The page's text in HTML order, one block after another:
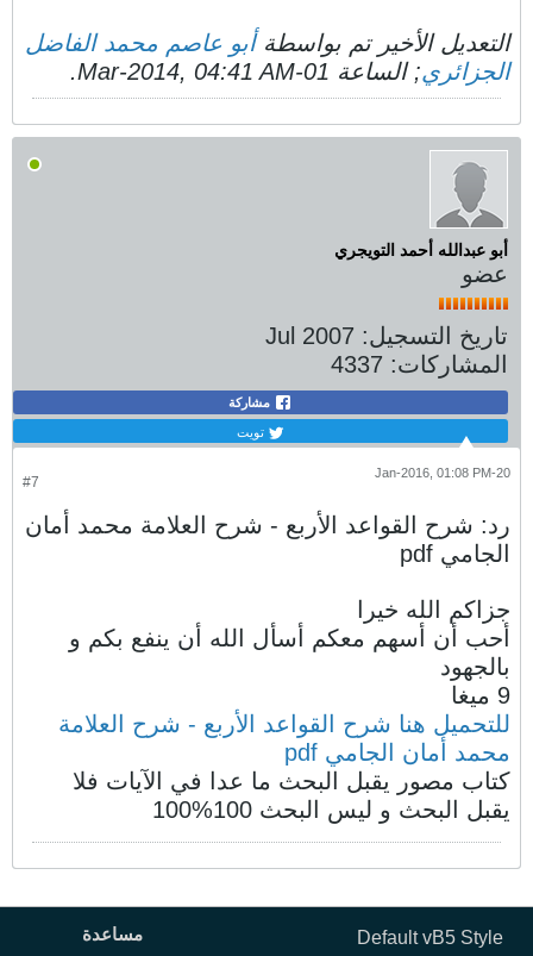
التعديل الأخير تم بواسطةأبو عاصم محمد الفاضل
الجزائري; الساعة 01-Mar-2014, 04:41 AM
.
أبو عبدالله أحمد التويجري
عضو
تاريخ التسجيل: Jul 2007
المشاركات: 4337
مشاركة
تويت
#7
20-Jan-2016, 01:08 PM
رد: شرح القواعد الأربع - شرح العلامة محمد أمان
الجامي pdf
جزاكم الله خيرا
أحب أن أسهم معكم أسأل الله أن ينفع بكم و
بالجهود
9 ميغا
للتحميل هنا شرح القواعد الأربع - شرح العلامة
محمد أمان الجامي pdf
كتاب مصور يقبل البحث ما عدا في الآيات فلا
يقبل البحث و ليس البحث 100%100
Default vB5 Style مساعدة